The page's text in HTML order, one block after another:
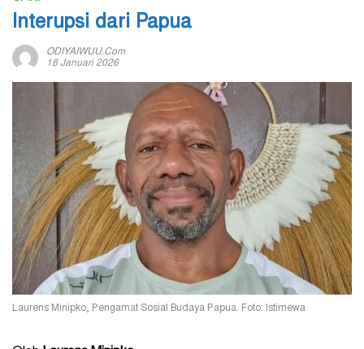
Interupsi dari Papua
ODIYAIWUU.com
18 Januari 2026
Laurens Minipko, Pengamat Sosial Budaya Papua. Foto: Istimewa